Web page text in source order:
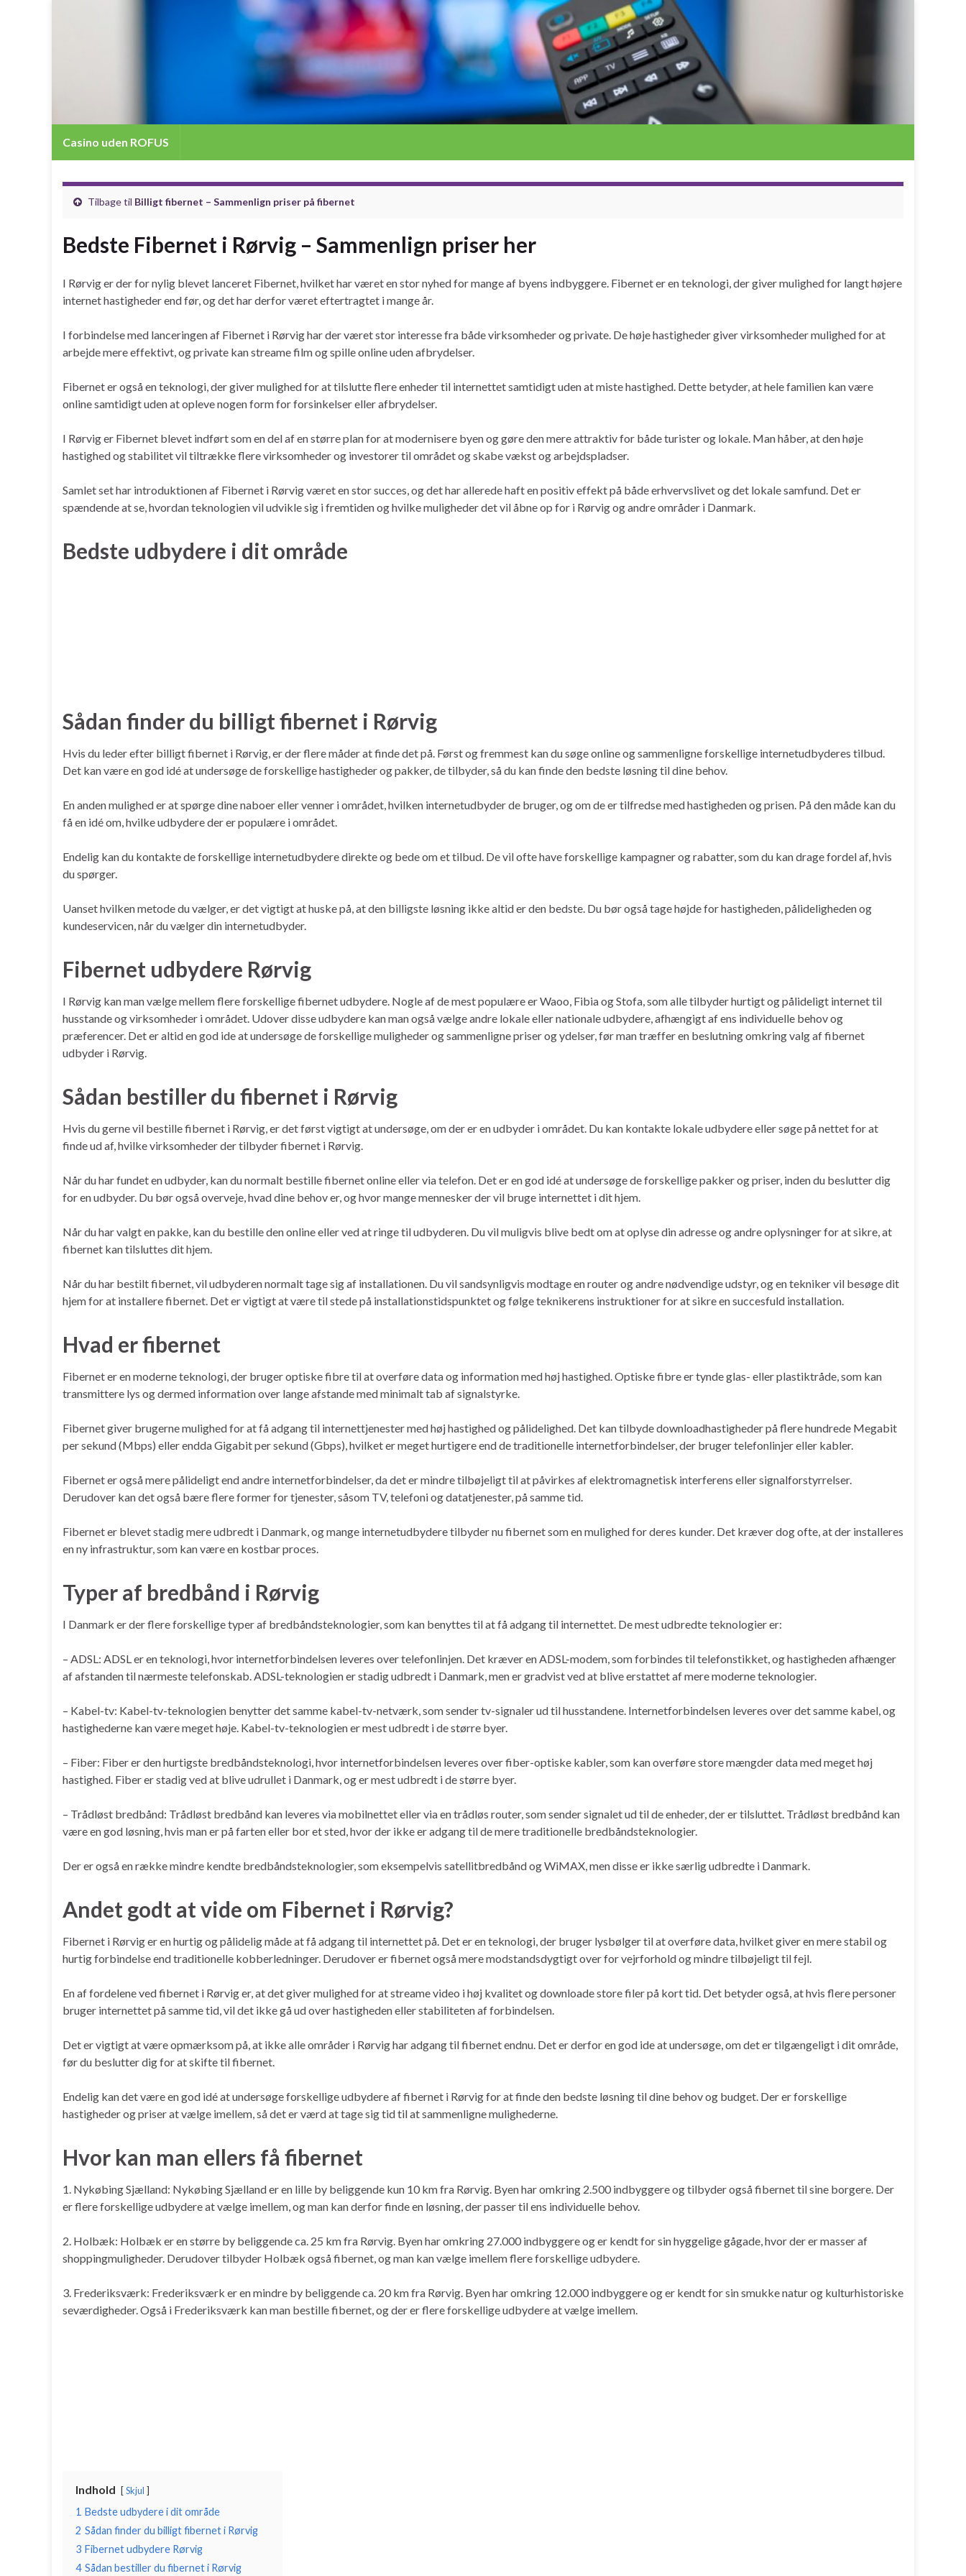
Casino uden ROFUS
Tilbage til Billigt fibernet – Sammenlign priser på fibernet
Bedste Fibernet i Rørvig – Sammenlign priser her
I Rørvig er der for nylig blevet lanceret Fibernet, hvilket har været en stor nyhed for mange af byens indbyggere. Fibernet er en teknologi, der giver mulighed for langt højere
internet hastigheder end før, og det har derfor været eftertragtet i mange år.
I forbindelse med lanceringen af Fibernet i Rørvig har der været stor interesse fra både virksomheder og private. De høje hastigheder giver virksomheder mulighed for at
arbejde mere effektivt, og private kan streame film og spille online uden afbrydelser.
Fibernet er også en teknologi, der giver mulighed for at tilslutte flere enheder til internettet samtidigt uden at miste hastighed. Dette betyder, at hele familien kan være
online samtidigt uden at opleve nogen form for forsinkelser eller afbrydelser.
I Rørvig er Fibernet blevet indført som en del af en større plan for at modernisere byen og gøre den mere attraktiv for både turister og lokale. Man håber, at den høje
hastighed og stabilitet vil tiltrække flere virksomheder og investorer til området og skabe vækst og arbejdspladser.
Samlet set har introduktionen af Fibernet i Rørvig været en stor succes, og det har allerede haft en positiv effekt på både erhvervslivet og det lokale samfund. Det er
spændende at se, hvordan teknologien vil udvikle sig i fremtiden og hvilke muligheder det vil åbne op for i Rørvig og andre områder i Danmark.
Bedste udbydere i dit område
Sådan finder du billigt fibernet i Rørvig
Hvis du leder efter billigt fibernet i Rørvig, er der flere måder at finde det på. Først og fremmest kan du søge online og sammenligne forskellige internetudbyderes tilbud.
Det kan være en god idé at undersøge de forskellige hastigheder og pakker, de tilbyder, så du kan finde den bedste løsning til dine behov.
En anden mulighed er at spørge dine naboer eller venner i området, hvilken internetudbyder de bruger, og om de er tilfredse med hastigheden og prisen. På den måde kan du
få en idé om, hvilke udbydere der er populære i området.
Endelig kan du kontakte de forskellige internetudbydere direkte og bede om et tilbud. De vil ofte have forskellige kampagner og rabatter, som du kan drage fordel af, hvis
du spørger.
Uanset hvilken metode du vælger, er det vigtigt at huske på, at den billigste løsning ikke altid er den bedste. Du bør også tage højde for hastigheden, pålideligheden og
kundeservicen, når du vælger din internetudbyder.
Fibernet udbydere Rørvig
I Rørvig kan man vælge mellem flere forskellige fibernet udbydere. Nogle af de mest populære er Waoo, Fibia og Stofa, som alle tilbyder hurtigt og pålideligt internet til
husstande og virksomheder i området. Udover disse udbydere kan man også vælge andre lokale eller nationale udbydere, afhængigt af ens individuelle behov og
præferencer. Det er altid en god ide at undersøge de forskellige muligheder og sammenligne priser og ydelser, før man træffer en beslutning omkring valg af fibernet
udbyder i Rørvig.
Sådan bestiller du fibernet i Rørvig
Hvis du gerne vil bestille fibernet i Rørvig, er det først vigtigt at undersøge, om der er en udbyder i området. Du kan kontakte lokale udbydere eller søge på nettet for at
finde ud af, hvilke virksomheder der tilbyder fibernet i Rørvig.
Når du har fundet en udbyder, kan du normalt bestille fibernet online eller via telefon. Det er en god idé at undersøge de forskellige pakker og priser, inden du beslutter dig
for en udbyder. Du bør også overveje, hvad dine behov er, og hvor mange mennesker der vil bruge internettet i dit hjem.
Når du har valgt en pakke, kan du bestille den online eller ved at ringe til udbyderen. Du vil muligvis blive bedt om at oplyse din adresse og andre oplysninger for at sikre, at
fibernet kan tilsluttes dit hjem.
Når du har bestilt fibernet, vil udbyderen normalt tage sig af installationen. Du vil sandsynligvis modtage en router og andre nødvendige udstyr, og en tekniker vil besøge dit
hjem for at installere fibernet. Det er vigtigt at være til stede på installationstidspunktet og følge teknikerens instruktioner for at sikre en succesfuld installation.
Hvad er fibernet
Fibernet er en moderne teknologi, der bruger optiske fibre til at overføre data og information med høj hastighed. Optiske fibre er tynde glas- eller plastiktråde, som kan
transmittere lys og dermed information over lange afstande med minimalt tab af signalstyrke.
Fibernet giver brugerne mulighed for at få adgang til internettjenester med høj hastighed og pålidelighed. Det kan tilbyde downloadhastigheder på flere hundrede Megabit
per sekund (Mbps) eller endda Gigabit per sekund (Gbps), hvilket er meget hurtigere end de traditionelle internetforbindelser, der bruger telefonlinjer eller kabler.
Fibernet er også mere pålideligt end andre internetforbindelser, da det er mindre tilbøjeligt til at påvirkes af elektromagnetisk interferens eller signalforstyrrelser.
Derudover kan det også bære flere former for tjenester, såsom TV, telefoni og datatjenester, på samme tid.
Fibernet er blevet stadig mere udbredt i Danmark, og mange internetudbydere tilbyder nu fibernet som en mulighed for deres kunder. Det kræver dog ofte, at der installeres
en ny infrastruktur, som kan være en kostbar proces.
Typer af bredbånd i Rørvig
I Danmark er der flere forskellige typer af bredbåndsteknologier, som kan benyttes til at få adgang til internettet. De mest udbredte teknologier er:
– ADSL: ADSL er en teknologi, hvor internetforbindelsen leveres over telefonlinjen. Det kræver en ADSL-modem, som forbindes til telefonstikket, og hastigheden afhænger
af afstanden til nærmeste telefonskab. ADSL-teknologien er stadig udbredt i Danmark, men er gradvist ved at blive erstattet af mere moderne teknologier.
– Kabel-tv: Kabel-tv-teknologien benytter det samme kabel-tv-netværk, som sender tv-signaler ud til husstandene. Internetforbindelsen leveres over det samme kabel, og
hastighederne kan være meget høje. Kabel-tv-teknologien er mest udbredt i de større byer.
– Fiber: Fiber er den hurtigste bredbåndsteknologi, hvor internetforbindelsen leveres over fiber-optiske kabler, som kan overføre store mængder data med meget høj
hastighed. Fiber er stadig ved at blive udrullet i Danmark, og er mest udbredt i de større byer.
– Trådløst bredbånd: Trådløst bredbånd kan leveres via mobilnettet eller via en trådløs router, som sender signalet ud til de enheder, der er tilsluttet. Trådløst bredbånd kan
være en god løsning, hvis man er på farten eller bor et sted, hvor der ikke er adgang til de mere traditionelle bredbåndsteknologier.
Der er også en række mindre kendte bredbåndsteknologier, som eksempelvis satellitbredbånd og WiMAX, men disse er ikke særlig udbredte i Danmark.
Andet godt at vide om Fibernet i Rørvig?
Fibernet i Rørvig er en hurtig og pålidelig måde at få adgang til internettet på. Det er en teknologi, der bruger lysbølger til at overføre data, hvilket giver en mere stabil og
hurtig forbindelse end traditionelle kobberledninger. Derudover er fibernet også mere modstandsdygtigt over for vejrforhold og mindre tilbøjeligt til fejl.
En af fordelene ved fibernet i Rørvig er, at det giver mulighed for at streame video i høj kvalitet og downloade store filer på kort tid. Det betyder også, at hvis flere personer
bruger internettet på samme tid, vil det ikke gå ud over hastigheden eller stabiliteten af ​​forbindelsen.
Det er vigtigt at være opmærksom på, at ikke alle områder i Rørvig har adgang til fibernet endnu. Det er derfor en god ide at undersøge, om det er tilgængeligt i dit område,
før du beslutter dig for at skifte til fibernet.
Endelig kan det være en god idé at undersøge forskellige udbydere af fibernet i Rørvig for at finde den bedste løsning til dine behov og budget. Der er forskellige
hastigheder og priser at vælge imellem, så det er værd at tage sig tid til at sammenligne mulighederne.
Hvor kan man ellers få fibernet
1. Nykøbing Sjælland: Nykøbing Sjælland er en lille by beliggende kun 10 km fra Rørvig. Byen har omkring 2.500 indbyggere og tilbyder også fibernet til sine borgere. Der
er flere forskellige udbydere at vælge imellem, og man kan derfor finde en løsning, der passer til ens individuelle behov.
2. Holbæk: Holbæk er en større by beliggende ca. 25 km fra Rørvig. Byen har omkring 27.000 indbyggere og er kendt for sin hyggelige gågade, hvor der er masser af
shoppingmuligheder. Derudover tilbyder Holbæk også fibernet, og man kan vælge imellem flere forskellige udbydere.
3. Frederiksværk: Frederiksværk er en mindre by beliggende ca. 20 km fra Rørvig. Byen har omkring 12.000 indbyggere og er kendt for sin smukke natur og kulturhistoriske
seværdigheder. Også i Frederiksværk kan man bestille fibernet, og der er flere forskellige udbydere at vælge imellem.
Indhold Skjul
1 Bedste udbydere i dit område
2 Sådan finder du billigt fibernet i Rørvig
3 Fibernet udbydere Rørvig
4 Sådan bestiller du fibernet i Rørvig